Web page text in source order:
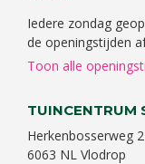
Iedere zondag
de openingstijden
Toon alle
TUINCENTRUM
Herkenbosserweg 2
6063 NL Vlodrop